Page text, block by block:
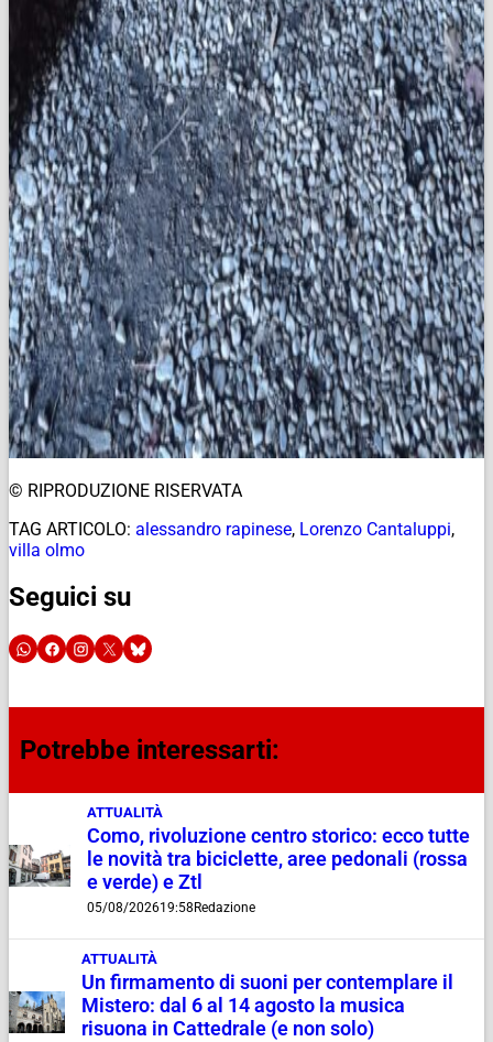
© RIPRODUZIONE RISERVATA
TAG ARTICOLO: alessandro rapinese, Lorenzo Cantaluppi,
villa olmo
Seguici su
Potrebbe interessarti:
ATTUALITÀ
Como, rivoluzione centro storico: ecco tutte
le novità tra biciclette, aree pedonali (rossa
e verde) e Ztl
05/08/202619:58 Redazione
ATTUALITÀ
Un firmamento di suoni per contemplare il
Mistero: dal 6 al 14 agosto la musica
risuona in Cattedrale (e non solo)